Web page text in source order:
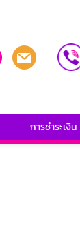
การชำระเงิน